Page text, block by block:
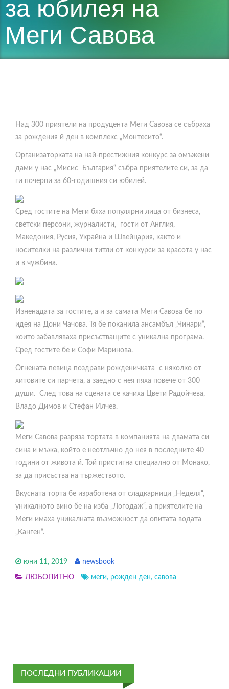
Меги Савова
Над 300 приятели на продуцента Меги Савова се събраха
за рождения й ден в комплекс „Монтесито“.
Организаторката на най-престижния конкурс за омъжени
дами у нас „Мисис България“ събра приятелите си, за да
ги почерпи за 60-годишния си юбилей.
Сред гостите на Меги бяха популярни лица от бизнеса,
светски персони, журналисти, гости от Англия,
Македония, Русия, Украйна и Швейцария, както и
носителки на различни титли от конкурси за красота у нас
и в чужбина.
Изненадата за гостите, а и за самата Меги Савова бе по
идея на Дони Чачова. Тя бе поканила ансамбъл „Чинари“,
които забавляваха присъстващите с уникална програма.
Сред гостите бе и Софи Маринова.
Огнената певица поздрави рожденичката с няколко от
хитовите си парчета, а заедно с нея пяха повече от 300
души. След това на сцената се качиха Цвети Радойчева,
Владо Димов и Стефан Илчев.
Меги Савова разряза тортата в компанията на двамата си
сина и мъжа, който е неотлъчно до нея в последните 40
години от живота й. Той пристигна специално от Монако,
за да присъства на тържеството.
Вкусната торта бе изработена от сладкарници „Неделя“,
уникалното вино бе на изба „Логодаж“, а приятелите на
Меги имаха уникалната възможност да опитата водата
„Канген“.
юни 11, 2019 newsbook
ЛЮБОПИТНО меги, рожден ден, савова
ПОСЛЕДНИ ПУБЛИКАЦИИ